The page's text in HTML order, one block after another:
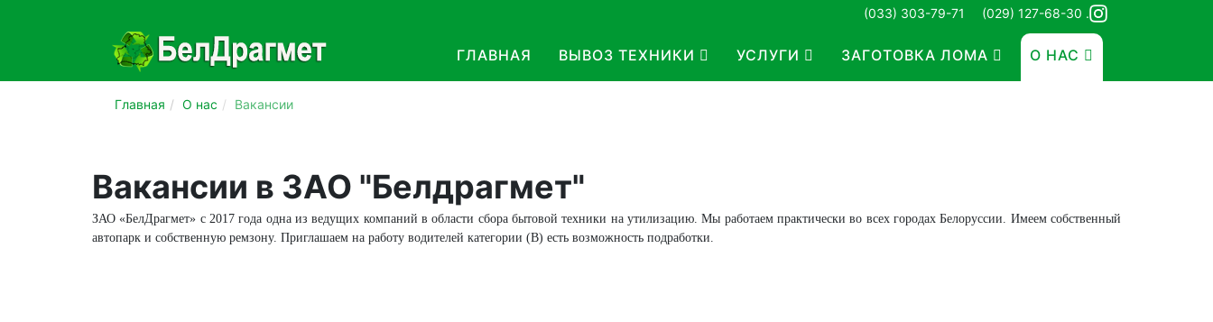
(033) 303-79-71 (029) 127-68-30 .
ГЛАВНАЯ ВЫВОЗ ТЕХНИКИ УСЛУГИ ЗАГОТОВКА ЛОМА О НАС
Главная О нас Вакансии
Вакансии в ЗАО "Белдрагмет"
ЗАО «БелДрагмет» с 2017 года одна из ведущих компаний в области сбора бытовой техники на утилизацию. Мы работаем практически во всех городах Белоруссии. Имеем собственный
автопарк и собственную ремзону. Приглашаем на работу водителей категории (В) есть возможность подработки.